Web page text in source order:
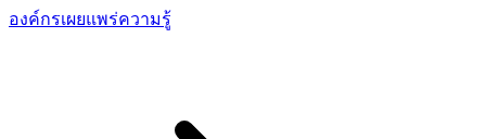
องค์กรเผยแพร่ความรู้